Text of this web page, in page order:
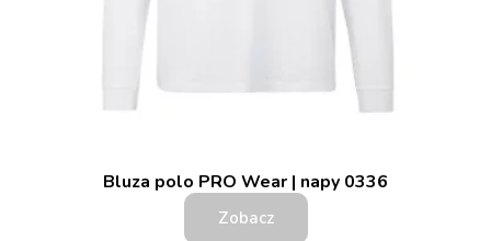
Bluza polo PRO Wear | napy 0336
Zobacz